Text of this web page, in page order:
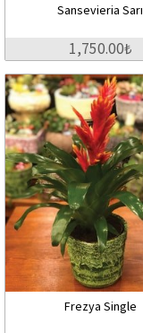
Sansevieria Sarı
1,750.00₺
Frezya Single